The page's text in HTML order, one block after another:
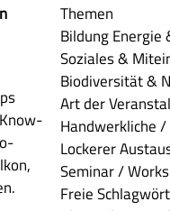
Themen
BildungEnergie
Soziales &
Biodiversität &
Art der
Handwerkliche
Lockerer
Seminar /
Freie